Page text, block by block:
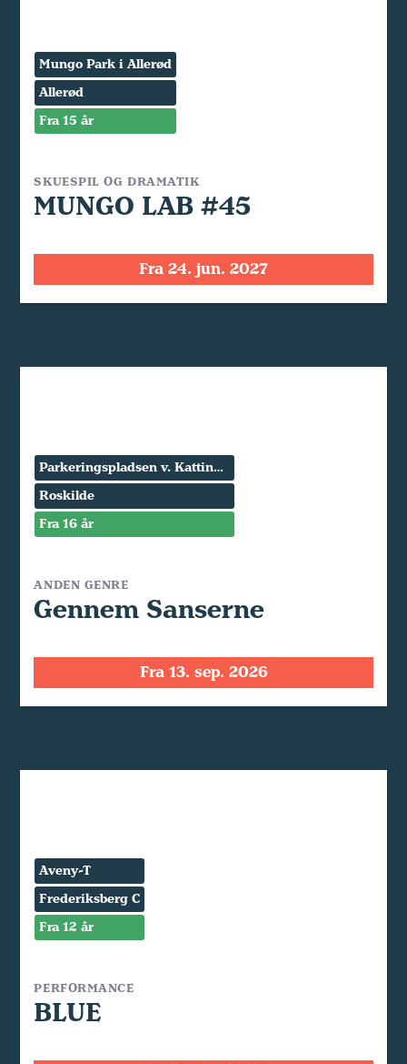
Mungo Park i Allerød
Allerød
Fra 15 år
SKUESPIL OG DRAMATIK
MUNGO LAB #45
Fra 24. jun. 2027
Parkeringspladsen v. Kattinge Værk
Roskilde
Fra 16 år
ANDEN GENRE
Gennem Sanserne
Fra 13. sep. 2026
Aveny-T
Frederiksberg C
Fra 12 år
PERFORMANCE
BLUE